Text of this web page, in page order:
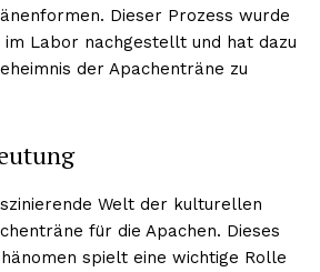
Dieser Prozess wurde
Labor nachgestellt und hat dazu
der Apachenträne zu
Welt der kulturellen
für die Apachen. Dieses
spielt eine wichtige Rolle